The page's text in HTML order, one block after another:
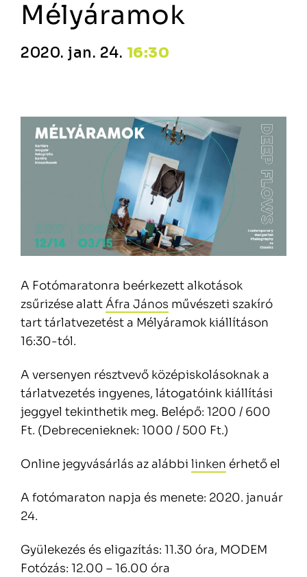
Mélyáramok
2020. jan. 24. 16:30
A Fotómaratonra beérkezett alkotások
zsűrizése alattÁfra János művészeti szakíró
tart tárlatvezetést a Mélyáramok kiállításon
16:30-tól.
A versenyen résztvevő középiskolásoknak a
tárlatvezetés ingyenes, látogatóink kiállítási
jeggyel tekinthetik meg. Belépő: 1200 / 600
Ft. (Debrecenieknek: 1000 / 500 Ft.)
Online jegyvásárlás az alábbi linken érhető el
A fotómaraton napja és menete: 2020. január
24.
Gyülekezés és eligazítás: 11.30 óra, MODEM
Fotózás: 12.00 – 16.00 óra